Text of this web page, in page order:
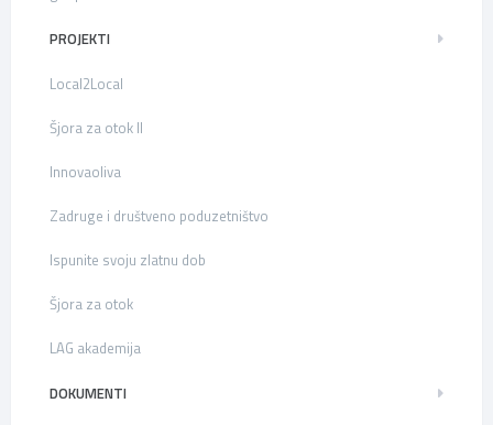
PROJEKTI
Local2Local
Šjora za otok II
Innovaoliva
Zadruge i društveno poduzetništvo
Ispunite svoju zlatnu dob
Šjora za otok
LAG akademija
DOKUMENTI